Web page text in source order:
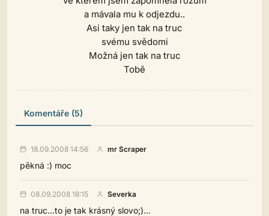
a mávala mu k odjezdu..
Asi taky jen tak na truc
svému svědomi
Možná jen tak na truc
Tobě
Komentáře (5)
18.09.2008 14:56 mr Scraper
pěkná :) moc
08.09.2008 18:15 Severka
na truc...to je tak krásný slovo;)...